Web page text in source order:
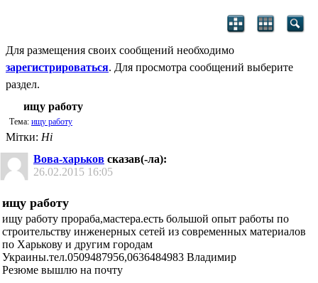
Для размещения своих сообщений необходимо
зарегистрироваться. Для просмотра сообщений выберите
раздел.
ищу работу
Тема: ищу работу
Мітки: Ні
Вова-харьков сказав(-ла):
26.02.2015 16:05
ищу работу
ищу работу прораба,мастера.есть большой опыт работы по
строительству инженерных сетей из современных материалов
по Харькову и другим городам
Украины.тел.0509487956,0636484983 Владимир
Резюме вышлю на почту